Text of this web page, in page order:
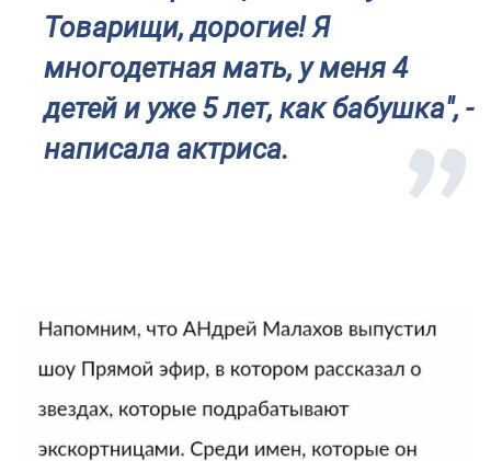
Товарищи, дорогие! Я
многодетная мать, у меня 4
детей и уже 5 лет, как бабушка", -
написала актриса.